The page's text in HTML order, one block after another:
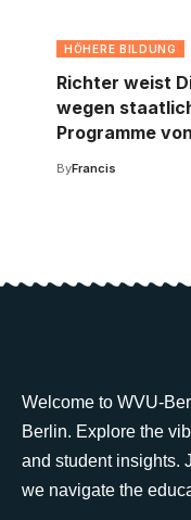
HÖHERE BILDUNG
Richter weist
wegen
Programme
ByFrancis
Welcome to WVU-
Berlin. Explore the
and student insights.
we navigate the